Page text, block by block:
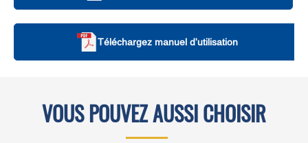
Téléchargez manuel d'utilisation
VOUS POUVEZ AUSSI CHOISIR